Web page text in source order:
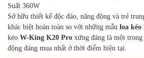
Suất 360W
Sở hữu thiết kế độc đáo, năng động và trẻ
khác biệt hoàn toàn so với những mẫu loa kéo
kéo W-King K20 Pro xứng đáng là một
động đáng mua nhất ở thời điểm hiện tại.